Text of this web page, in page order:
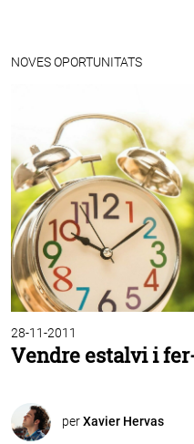
NOVES OPORTUNITATS
28-11-2011
Vendre estalvi i
perXavier Hervas